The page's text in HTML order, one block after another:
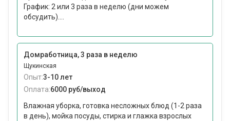
График: 2 или 3 раза в неделю (дни можем
обсудить)....
Домработница, 3 раза в неделю
Щукинская
Опыт:3-10 лет
Оплата:6000 руб/выход
Влажная уборка, готовка несложных блюд (1-2 раза
в день), мойка посуды, стирка и глажка взрослых